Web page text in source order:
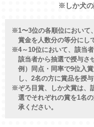
※しか犬の
1〜3位の各順位において
賞金を人数分の等分にし
4～10位において、該当
該当者から抽選で授与さ
例）同点・同率で9位入
し、2名の方に賞品を授与
ぞろ目賞、しか犬賞は、
選でそれぞれの賞を1名
承ください。